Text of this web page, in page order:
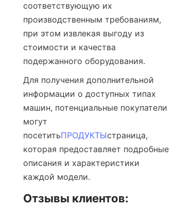
соответствующую их
производственным требованиям,
при этом извлекая выгоду из
стоимости и качества
подержанного оборудования.
Для получения дополнительной
информации о доступных типах
машин, потенциальные покупатели
могут
посетитьПРОДУКТЫстраница,
которая предоставляет подробные
описания и характеристики
каждой модели.
Отзывы клиентов: